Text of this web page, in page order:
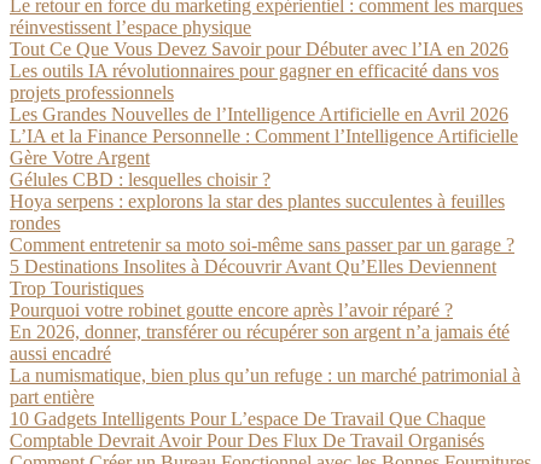
Le retour en force du marketing expérientiel : comment les marques
réinvestissent l’espace physique
Tout Ce Que Vous Devez Savoir pour Débuter avec l’IA en 2026
Les outils IA révolutionnaires pour gagner en efficacité dans vos
projets professionnels
Les Grandes Nouvelles de l’Intelligence Artificielle en Avril 2026
L’IA et la Finance Personnelle : Comment l’Intelligence Artificielle
Gère Votre Argent
Gélules CBD : lesquelles choisir ?
Hoya serpens : explorons la star des plantes succulentes à feuilles
rondes
Comment entretenir sa moto soi-même sans passer par un garage ?
5 Destinations Insolites à Découvrir Avant Qu’Elles Deviennent
Trop Touristiques
Pourquoi votre robinet goutte encore après l’avoir réparé ?
En 2026, donner, transférer ou récupérer son argent n’a jamais été
aussi encadré
La numismatique, bien plus qu’un refuge : un marché patrimonial à
part entière
10 Gadgets Intelligents Pour L’espace De Travail Que Chaque
Comptable Devrait Avoir Pour Des Flux De Travail Organisés